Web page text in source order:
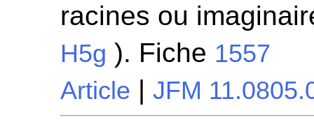
racines ou
H5g ). Fiche 1557
Article |JFM